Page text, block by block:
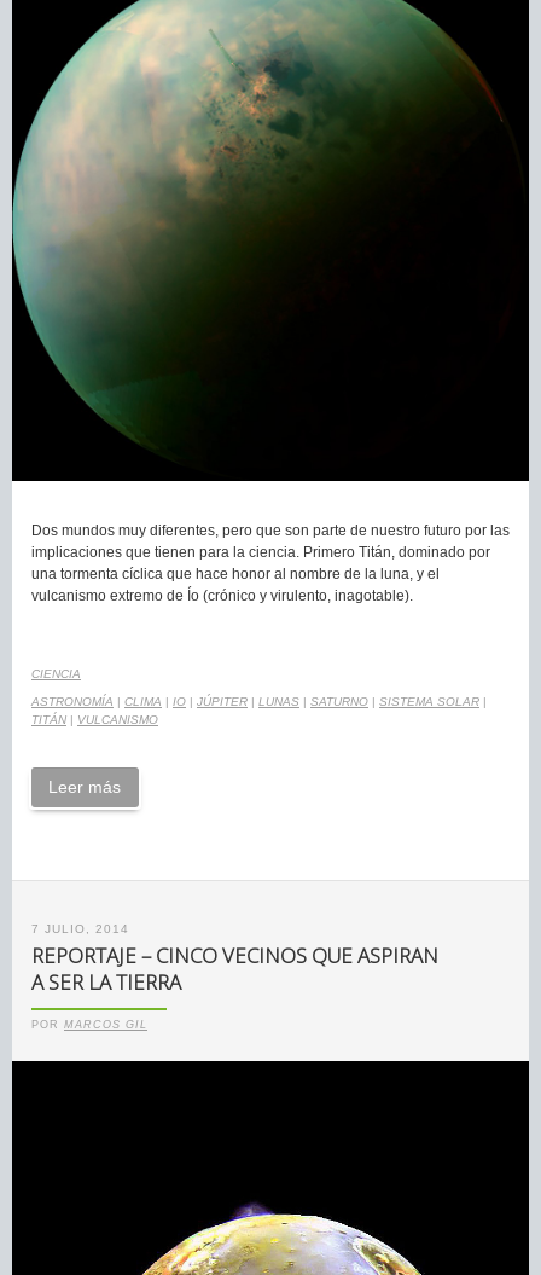
Dos mundos muy diferentes, pero que son parte de nuestro futuro por las
implicaciones que tienen para la ciencia. Primero Titán, dominado por
una tormenta cíclica que hace honor al nombre de la luna, y el
vulcanismo extremo de Ío (crónico y virulento, inagotable).
CIENCIA
ASTRONOMÍA | CLIMA | IO | JÚPITER | LUNAS | SATURNO | SISTEMA SOLAR |
TITÁN | VULCANISMO
Leer más
7 JULIO, 2014
REPORTAJE – CINCO VECINOS QUE ASPIRAN
A SER LA TIERRA
POR MARCOS GIL